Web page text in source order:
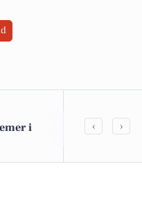
i
Bliv
‹ ›